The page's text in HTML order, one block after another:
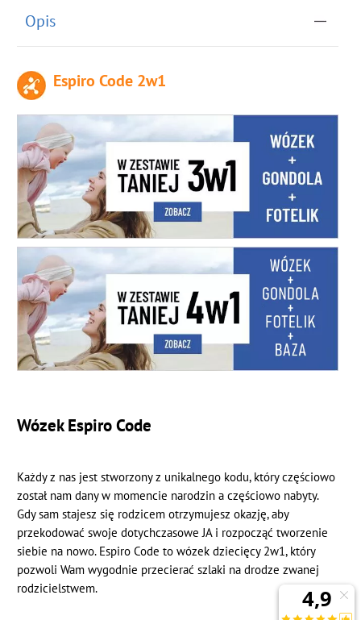
Opis
Espiro Code 2w1
Wózek Espiro Code
Każdy z nas jest stworzony z unikalnego kodu, który częściowo
został nam dany w momencie narodzin a częściowo nabyty.
Gdy sam stajesz się rodzicem otrzymujesz okazję, aby
przekodować swoje dotychczasowe JA i rozpocząć tworzenie
siebie na nowo. Espiro Code to wózek dziecięcy 2w1, który
pozwoli Wam wygodnie przecierać szlaki na drodze zwanej
rodzicielstwem.